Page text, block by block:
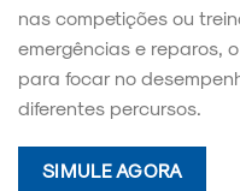
nas competições ou
emergências e reparos,
para focar no
diferentes percursos.
SIMULE AGORA